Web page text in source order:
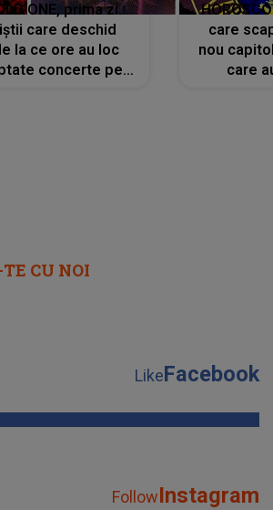
ONE, prima zi.
care deschid
la ce ore au loc
concerte pe
care
nou
care
CU NOI
LikeFacebook
FollowInstagram